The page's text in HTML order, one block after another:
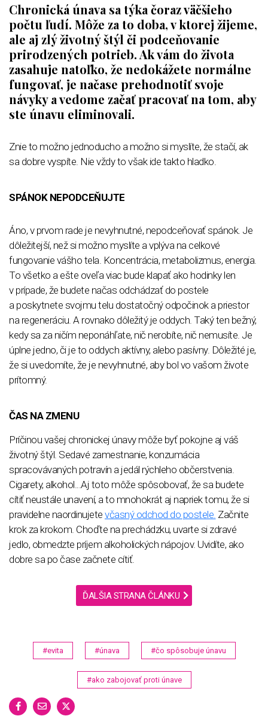
Chronická únava sa týka čoraz väčšieho
počtu ľudí. Môže za to doba, v ktorej žijeme,
ale aj zlý životný štýl či podceňovanie
prirodzených potrieb. Ak vám do života
zasahuje natoľko, že nedokážete normálne
fungovať, je načase prehodnotiť svoje
návyky a vedome začať pracovať na tom, aby
ste únavu eliminovali.
Znie to možno jednoducho a možno si myslíte, že stačí, ak
sa dobre vyspíte. Nie vždy to však ide takto hladko.
SPÁNOK NEPODCEŇUJTE
Áno, v prvom rade je nevyhnutné, nepodceňovať spánok. Je
dôležitejší, než si možno myslíte a vplýva na celkové
fungovanie vášho tela. Koncentrácia, metabolizmus, energia.
To všetko a ešte oveľa viac bude klapať ako hodinky len
v prípade, že budete načas odchádzať do postele
a poskytnete svojmu telu dostatočný odpočinok a priestor
na regeneráciu. A rovnako dôležitý je oddych. Taký ten bežný,
kedy sa za ničím neponáhľate, nič nerobíte, nič nemusíte. Je
úplne jedno, či je to oddych aktívny, alebo pasívny. Dôležité je,
že si uvedomíte, že je nevyhnutné, aby bol vo vašom živote
prítomný.
ČAS NA ZMENU
Príčinou vašej chronickej únavy môže byť pokojne aj váš
životný štýl. Sedavé zamestnanie, konzumácia
spracovávaných potravín a jedál rýchleho občerstvenia.
Cigarety, alkohol...Aj toto môže spôsobovať, že sa budete
cítiť neustále unavení, a to mnohokrát aj napriek tomu, že si
pravidelne naordinujete včasný odchod do postele. Začnite
krok za krokom. Choďte na prechádzku, uvarte si zdravé
jedlo, obmedzte príjem alkoholických nápojov. Uvidíte, ako
dobre sa po čase začnete cítiť.
ĎALŠIA STRANA ČLÁNKU
#evita #únava #čo spôsobuje únavu
#ako zabojovať proti únave